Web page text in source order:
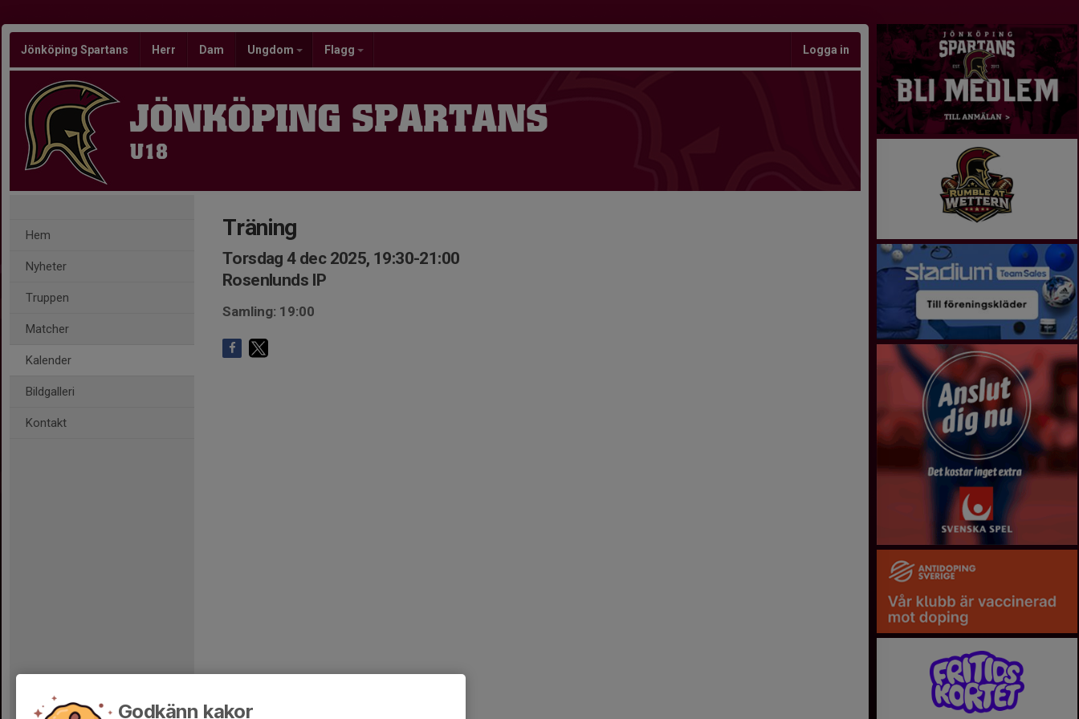
Jönköping Spartans Herr Dam Ungdom Flagg Logga in
JÖNKÖPING SPARTANS
U18
Hem
Nyheter
Truppen
Matcher
Kalender
Bildgalleri
Kontakt
Träning
Torsdag 4 dec 2025, 19:30-21:00
Rosenlunds IP
Samling: 19:00
Godkänn kakor